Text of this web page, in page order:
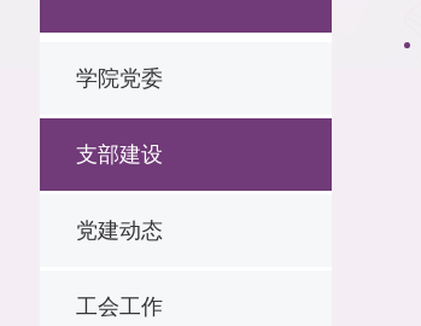
学院党委
支部建设
党建动态
工会工作